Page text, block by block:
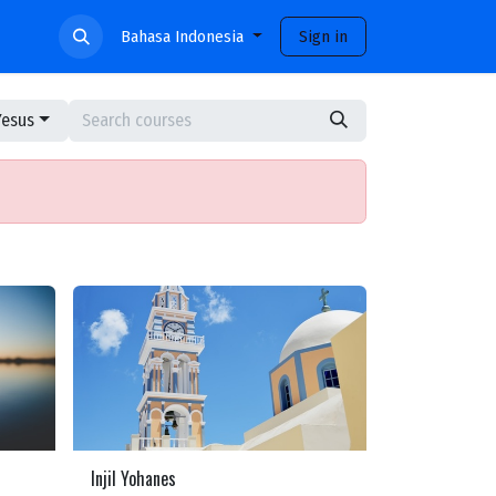
Bahasa Indonesia Sign in
Injil Yohanes